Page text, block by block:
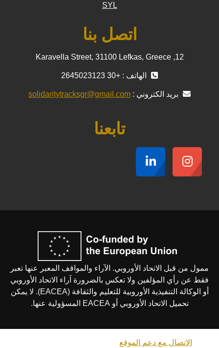
SYL
اتصل بنا
12, Karavella Street, 31100 Lefkas, Greece
الهاتف : +30 2645023123
بريد الكتروني : solidaritytracksgr@gmail.com
تابعنا
ممول من قبل الاتحاد الأوروبي. الآراء والمواقف المعبر عنها تعبر
فقط عن رأي المؤلفين ولا تعكس بالضرورة آراء الاتحاد الأوروبي
أو الوكالة التنفيذية الأوروبية للتعليم والثقافة (EACEA). لا يمكن
تحميل الاتحاد الأوروبي أو EACEA المسؤولية عنها.
الاتصال مع دعم الموقع